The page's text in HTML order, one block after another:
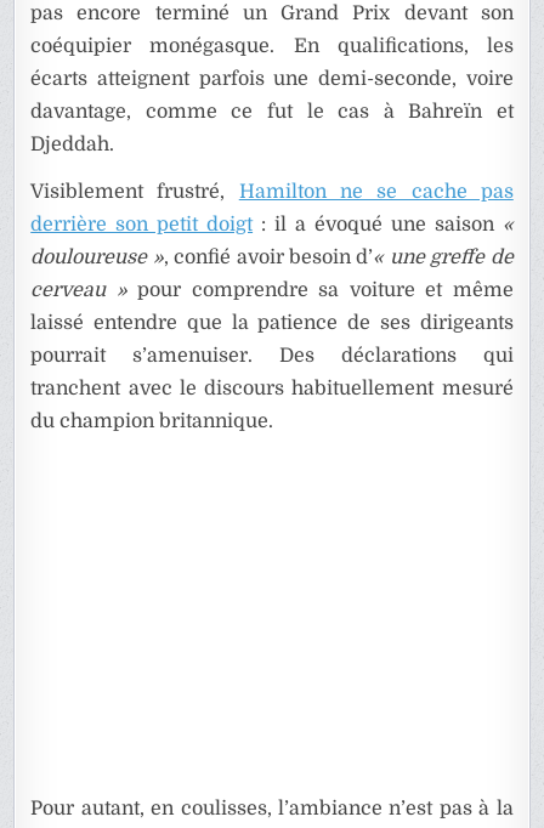
pas encore terminé un Grand Prix devant son
coéquipier monégasque. En qualifications, les
écarts atteignent parfois une demi-seconde, voire
davantage, comme ce fut le cas à Bahreïn et
Djeddah.
Visiblement frustré, Hamilton ne se cache pas
derrière son petit doigt: il a évoqué une saison «
douloureuse », confié avoir besoin d’« une greffe de
cerveau »pour comprendre sa voiture et même
laissé entendre que la patience de ses dirigeants
pourrait s’amenuiser. Des déclarations qui
tranchent avec le discours habituellement mesuré
du champion britannique.
Pour autant, en coulisses, l’ambiance n’est pas à la